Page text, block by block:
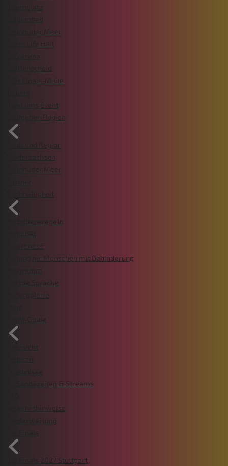
Steinhuder Meer
Swiss Life Hall
Wattenscheid
VGH Finals-Meile
Rund ums Event
Gastgeber-Region
Stadt und Region
Niedersachsen
Steinhuder Meer
Nachhaltigkeit
Verhaltensregeln
Zugang für Menschen mit Behinderung
Leichte Sprache
Bildergalerie
TV Sendezeiten & Streams
Verkehrshinweise
Länderwertung
Die Finals 2027 Stuttgart